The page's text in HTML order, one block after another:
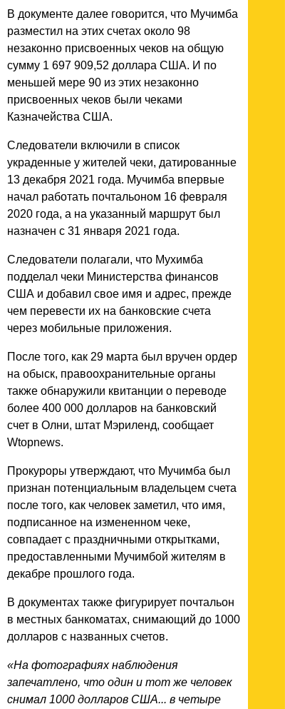
В документе далее говорится, что Мучимба
разместил на этих счетах около 98
незаконно присвоенных чеков на общую
сумму 1 697 909,52 доллара США. И по
меньшей мере 90 из этих незаконно
присвоенных чеков были чеками
Казначейства США.
Следователи включили в список
украденные у жителей чеки, датированные
13 декабря 2021 года. Мучимба впервые
начал работать почтальоном 16 февраля
2020 года, а на указанный маршрут был
назначен с 31 января 2021 года.
Следователи полагали, что Мухимба
подделал чеки Министерства финансов
США и добавил свое имя и адрес, прежде
чем перевести их на банковские счета
через мобильные приложения.
После того, как 29 марта был вручен ордер
на обыск, правоохранительные органы
также обнаружили квитанции о переводе
более 400 000 долларов на банковский
счет в Олни, штат Мэриленд, сообщает
Wtopnews.
Прокуроры утверждают, что Мучимба был
признан потенциальным владельцем счета
после того, как человек заметил, что имя,
подписанное на измененном чеке,
совпадает с праздничными открытками,
предоставленными Мучимбой жителям в
декабре прошлого года.
В документах также фигурирует почтальон
в местных банкоматах, снимающий до 1000
долларов с названных счетов.
«На фотографиях наблюдения
запечатлено, что один и тот же человек
снимал 1000 долларов США... в четыре